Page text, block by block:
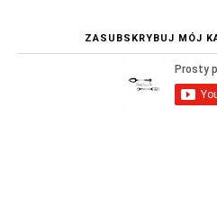
ZASUBSKRYBUJ MÓJ